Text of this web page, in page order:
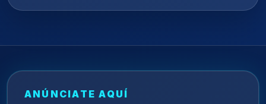
ANÚNCIATE AQUÍ